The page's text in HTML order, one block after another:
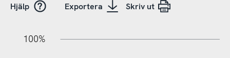
Hjälp Exportera Skriv ut
100%